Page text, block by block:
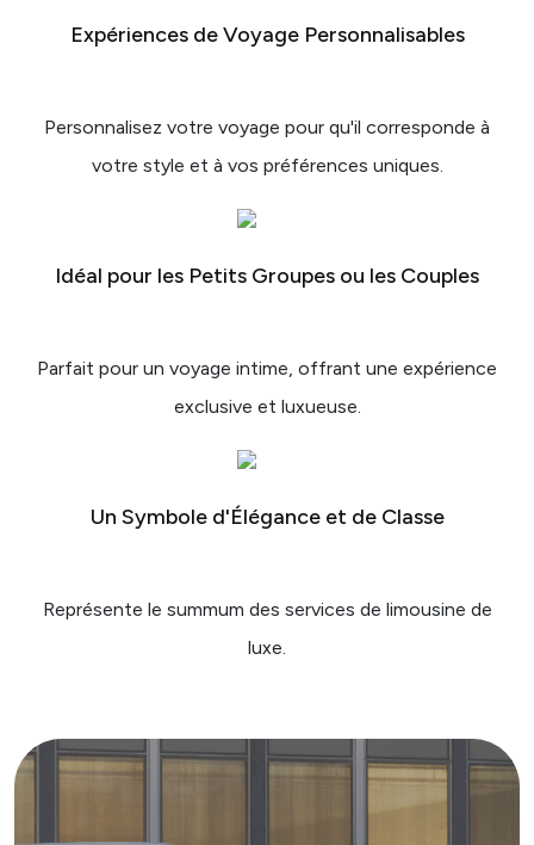
Expériences de Voyage Personnalisables
Personnalisez votre voyage pour qu'il corresponde à
votre style et à vos préférences uniques.
Idéal pour les Petits Groupes ou les Couples
Parfait pour un voyage intime, offrant une expérience
exclusive et luxueuse.
Un Symbole d'Élégance et de Classe
Représente le summum des services de limousine de
luxe.